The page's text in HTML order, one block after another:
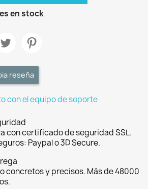
en stock
reseña
con el equipo de soporte
con certificado de seguridad SSL.
Paypal o 3D Secure.
concretos y precisos. Más de 48000